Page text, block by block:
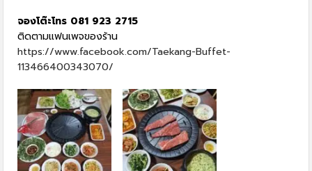
จองโต๊ะโทร 081 923 2715
ติดตามแฟนเพจของร้าน
https://www.facebook.com/Taekang-Buffet-
113466400343070/